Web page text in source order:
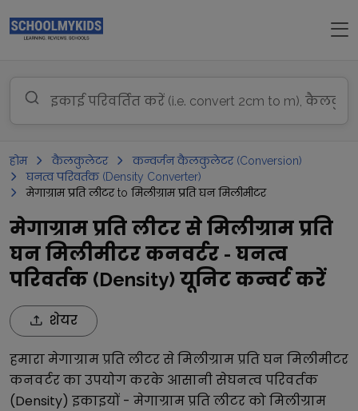
होम कैलकुलेटर
कन्वर्जन कैलकुलेटर (Conversion)
घनत्व परिवर्तक (Density Converter)
मेगाग्राम प्रति लीटर to मिलीग्राम प्रति घन मिलीमीटर
मेगाग्राम प्रति लीटर से मिलीग्राम प्रति
घन मिलीमीटर कनवर्टर - घनत्व
परिवर्तक (Density) यूनिट कन्वर्ट करें
शेयर
हमारामेगाग्राम प्रति लीटरसेमिलीग्राम प्रति घन मिलीमीटर
कनवर्टर का उपयोग करके आसानी सेघनत्व परिवर्तक
(Density) इकाइयों - मेगाग्राम प्रति लीटरकोमिलीग्राम